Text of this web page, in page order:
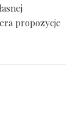
propozycje